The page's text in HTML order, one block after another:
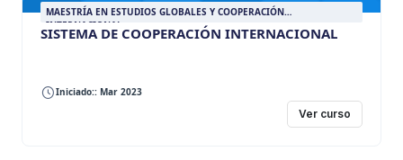
MAESTRÍA EN ESTUDIOS GLOBALES Y COOPERACIÓN
INTERNACIONAL
SISTEMA DE COOPERACIÓN INTERNACIONAL
Iniciado:: Mar 2023
Ver curso